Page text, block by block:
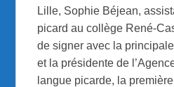
Lille, Sophie Béjean,
picard au collège René-
de signer avec la
et la présidente de
langue picarde, la